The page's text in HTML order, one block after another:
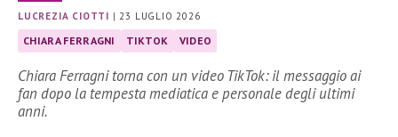
LUCREZIA CIOTTI | 23 LUGLIO 2026
CHIARA FERRAGNI TIKTOK VIDEO
Chiara Ferragni torna con un video TikTok: il messaggio ai
fan dopo la tempesta mediatica e personale degli ultimi
anni.